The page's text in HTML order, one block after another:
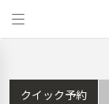
クイック予約